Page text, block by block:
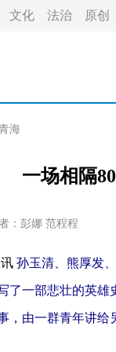
文化 法治 原创
海
一场相隔
： 彭娜 范程程
孙玉清、熊厚发
了一部悲壮的英雄
由一群青年讲给